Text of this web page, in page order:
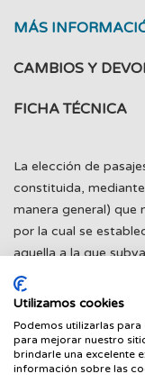
MÁS
CAMBIOS Y
FICHA TÉCNICA
La elección de
constituida,
manera general) que
por la cual se
aquella a la que
siempre, esto se
hermenéuticos
Utilizamos cookies
Podemos utilizarlas para
para mejorar nuestro
brindarle una excelente
información sobre las